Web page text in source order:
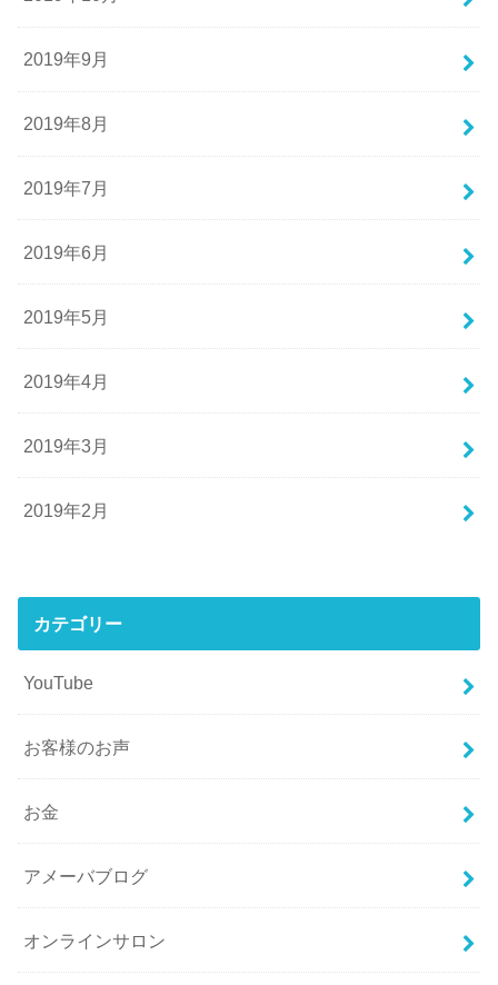
2019年9月
2019年8月
2019年7月
2019年6月
2019年5月
2019年4月
2019年3月
2019年2月
カテゴリー
YouTube
お客様のお声
お金
アメーバブログ
オンラインサロン